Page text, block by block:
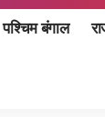
पश्चिम बंगाल